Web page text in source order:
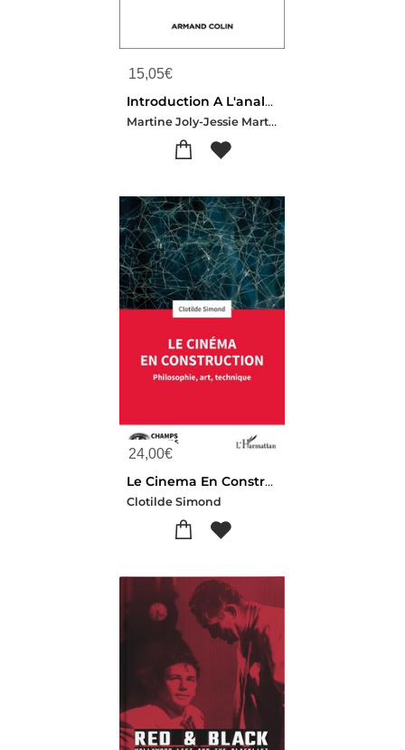
15,05€
Introduction A L'analyse De L'image (5e Edition)
Martine Joly-Jessie Martin
24,00€
Le Cinema En Construction : Philosophie, Art, Technique
Clotilde Simond